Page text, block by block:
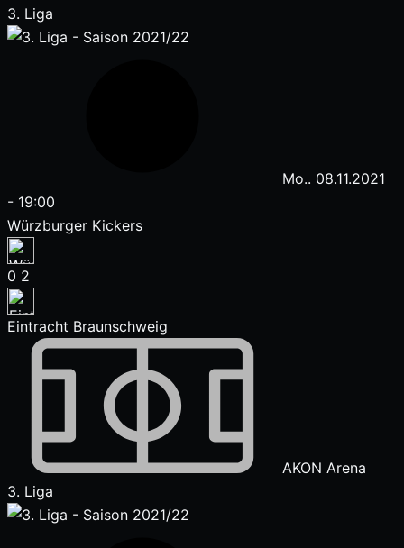
3. Liga
Mo.. 08.11.2021
- 19:00
Würzburger Kickers
0 2
Eintracht Braunschweig
AKON Arena
3. Liga